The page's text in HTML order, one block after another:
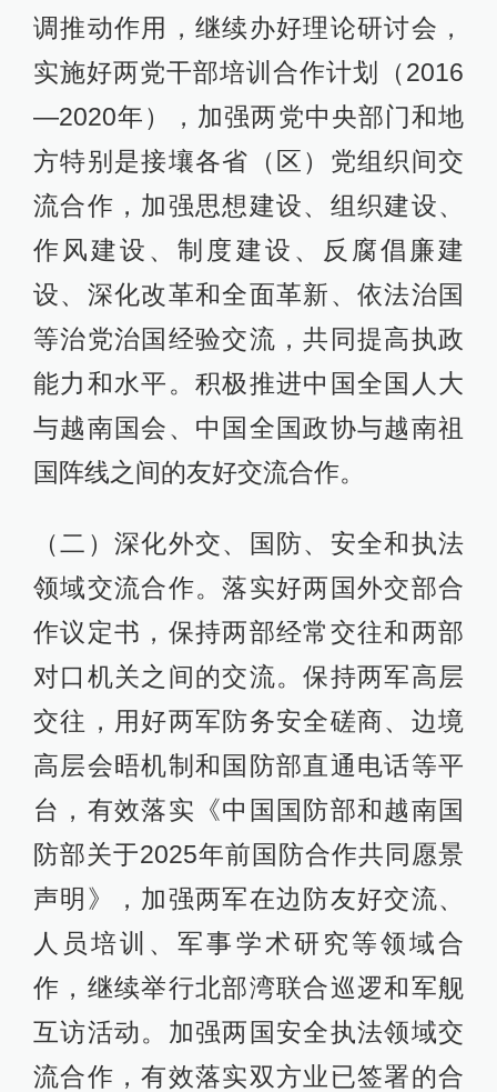
调推动作用，继续办好理论研讨会，
实施好两党干部培训合作计划（2016
—2020年），加强两党中央部门和地
方特别是接壤各省（区）党组织间交
流合作，加强思想建设、组织建设、
作风建设、制度建设、反腐倡廉建
设、深化改革和全面革新、依法治国
等治党治国经验交流，共同提高执政
能力和水平。积极推进中国全国人大
与越南国会、中国全国政协与越南祖
国阵线之间的友好交流合作。
（二）深化外交、国防、安全和执法
领域交流合作。落实好两国外交部合
作议定书，保持两部经常交往和两部
对口机关之间的交流。保持两军高层
交往，用好两军防务安全磋商、边境
高层会晤机制和国防部直通电话等平
台，有效落实《中国国防部和越南国
防部关于2025年前国防合作共同愿景
声明》，加强两军在边防友好交流、
人员培训、军事学术研究等领域合
作，继续举行北部湾联合巡逻和军舰
互访活动。加强两国安全执法领域交
流合作，有效落实双方业已签署的合